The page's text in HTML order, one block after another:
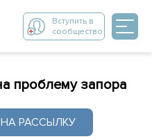
Вступить в
сообщество
проблему запора
РАССЫЛКУ